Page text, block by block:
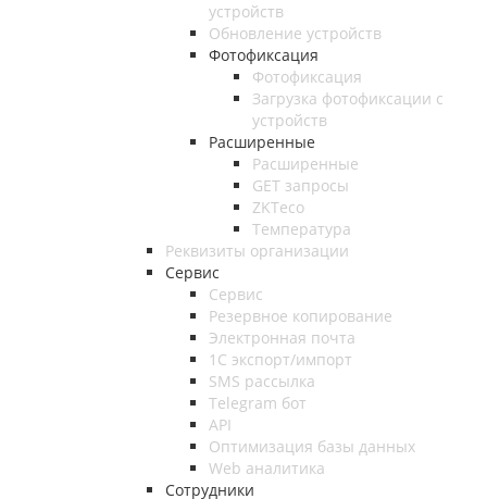
устройств
Обновление устройств
Фотофиксация
Фотофиксация
Загрузка фотофиксации с
устройств
Расширенные
Расширенные
GET запросы
ZKTeco
Температура
Реквизиты организации
Сервис
Сервис
Резервное копирование
Электронная почта
1С экспорт/импорт
SMS рассылка
Telegram бот
API
Оптимизация базы данных
Web аналитика
Сотрудники